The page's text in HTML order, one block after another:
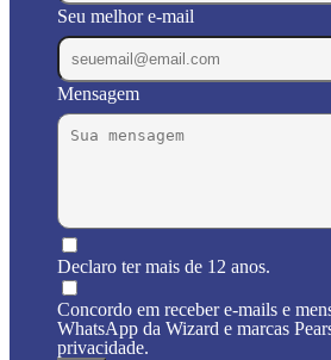
Seu melhor e-mail
Mensagem
Declaro ter mais de 12 anos.
Concordo em receber e-mails e
WhatsApp da Wizard e marcas
privacidade.